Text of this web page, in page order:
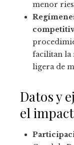
menor
facilitan la
ligera de
Datos y
el